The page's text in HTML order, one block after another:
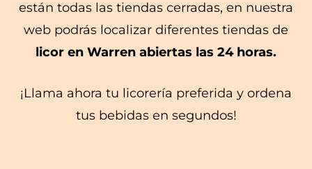
están todas las tiendas cerradas, en nuestra
web podrás localizar diferentes tiendas de
licor en Warren abiertas las 24 horas.
¡Llama ahora tu licorería preferida y ordena
tus bebidas en segundos!